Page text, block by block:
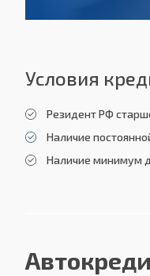
Условия
Резидент РФ
Наличие
Наличие минимум